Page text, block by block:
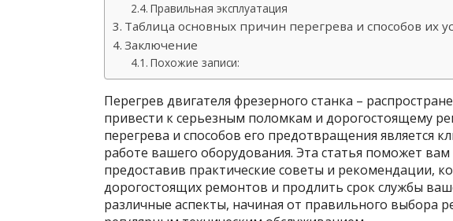
Правильная эксплуатация
Таблица основных причин перегрева и способов их
Заключение
Похожие записи:
Перегрев двигателя фрезерного станка –
привести к серьезным поломкам и дорогостоящему
перегрева и способов его предотвращения является
работе вашего оборудования. Эта статья поможет
предоставив практические советы и рекомендации,
дорогостоящих ремонтов и продлить срок службы
различные аспекты, начиная от правильного выбора